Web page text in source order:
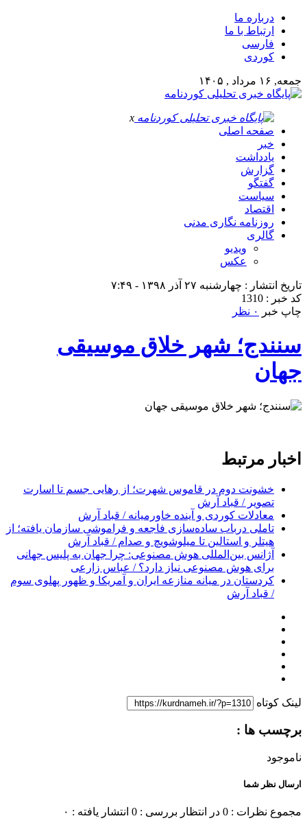
درباره ما
ارتباط با ما
فارسی
کوردی
جمعه, ۱۶ مرداد , ۱۴۰۵
x
صفحه اصلی
خبر
یادداشت
گزارش
گفتگو
سیاست
اقتصاد
روزنامه نگاری مدنی
گالری
ویدیو
عکس
تاریخ انتشار : چهارشنبه ۲۷ آذر ۱۳۹۸ - ۷:۴۹
کد خبر : 1310
چاپ خبر
۰ نظر
سنندج؛ شهر خلاق موسیقی
جهان
اخبار مرتبط
خشونت دوم در قاموس شهرت؛ از رهایی جسم تا اسارت
تصویر / قباد آرش
معادلات کوردی و آینده خاورمیانه / قباد آرش
تاملی درباب سادەسازی فاجعە و فراموشی سازمان یافتە؛ از
هیتلر و استالین تا میلوشویچ و صدام / قباد آرش
آژانس بین‌المللی هوش مصنوعی: چرا جهان به پلیس جهانی
برای هوش مصنوعی نیاز دارد؟ / عباس زارعی
کردستان در میانه منازعە ایران و آمریکا و ظهور پهلوی سوم
/ قباد آرش
لینک کوتاه
برچسب ها :
ناموجود
ارسال نظر شما
مجموع نظرات : 0 در انتظار بررسی : 0 انتشار یافته : ۰